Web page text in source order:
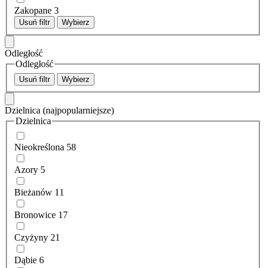
Zakopane 3
Usuń filtr Wybierz
Odległość
Odległość
Usuń filtr Wybierz
Dzielnica (najpopularniejsze)
Dzielnica
Nieokreślona 58
Azory 5
Bieżanów 11
Bronowice 17
Czyżyny 21
Dąbie 6